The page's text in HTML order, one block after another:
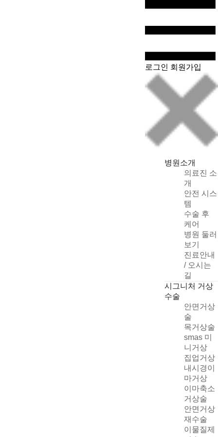
로그인 회원가입
병원소개
의료진 소
개
안전 시스
템
수술 후
케어
병원 둘러
보기
진료안내
/ 오시는
길
시그니처 거상
수술
안면거상
술
목거상술
smas 미
니거상
집업거상
내시경이
마거상
이마축소
거상술
안면거상
재수술
이물질제